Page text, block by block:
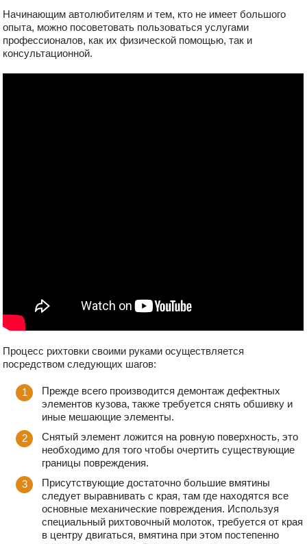
Начинающим автолюбителям и тем, кто не имеет большого
опыта, можно посоветовать пользоваться услугами
профессионалов, как их физической помощью, так и
консультационной.
Процесс рихтовки своими руками осуществляется
посредством следующих шагов:
Прежде всего производится демонтаж дефектных
элементов кузова, также требуется снять обшивку и
иные мешающие элементы.
Снятый элемент ложится на ровную поверхность, это
необходимо для того чтобы очертить существующие
границы повреждения.
Присутствующие достаточно большие вмятины
следует выравнивать с края, там где находятся все
основные механические повреждения. Используя
специальный рихтовочный молоток, требуется от края
в центру двигаться, вмятина при этом постепенно